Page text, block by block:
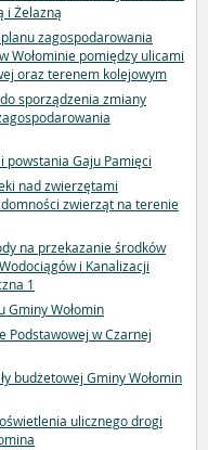
i Żelazną
zagospodarowania
Wołominie pomiędzy ulicami
oraz terenem kolejowym
sporządzenia zmiany
powstania Gaju Pamięci
nad zwierzętami
zwierząt na terenie
na przekazanie środków
i Kanalizacji
1
Gminy Wołomin
Podstawowej w Czarnej
budżetowej Gminy Wołomin
ulicznego drogi